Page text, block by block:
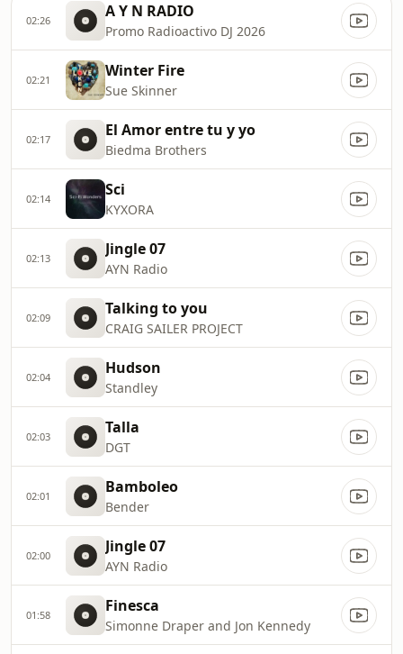
02:26 A Y N RADIO
Promo Radioactivo DJ 2026
02:21 Winter Fire
Sue Skinner
02:17 El Amor entre tu y yo
Biedma Brothers
02:14 Sci
KYXORA
02:13 Jingle 07
AYN Radio
02:09 Talking to you
CRAIG SAILER PROJECT
02:04 Hudson
Standley
02:03 Talla
DGT
02:01 Bamboleo
Bender
02:00 Jingle 07
AYN Radio
01:58 Finesca
Simonne Draper and Jon Kennedy